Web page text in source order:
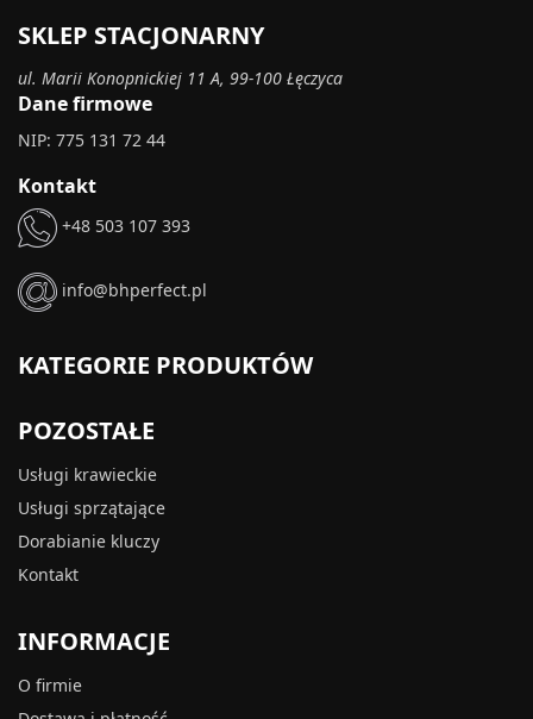
SKLEP STACJONARNY
ul. Marii Konopnickiej 11 A, 99-100 Łęczyca
Dane firmowe
NIP: 775 131 72 44
Kontakt
+48 503 107 393
info@bhperfect.pl
KATEGORIE PRODUKTÓW
POZOSTAŁE
Usługi krawieckie
Usługi sprzątające
Dorabianie kluczy
Kontakt
INFORMACJE
O firmie